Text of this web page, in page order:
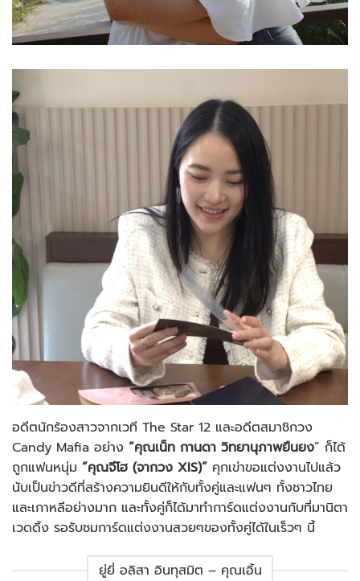
อดีตนักร้องสาวจากเวที The Star 12 และอดีตสมาชิกวง
Candy Mafia อย่าง “คุณเน็ท กานดา วิทยานุภาพยืนยง” ก็ได้
ถูกแฟนหนุ่ม “คุณจีโฮ (จากวง XIS)” คุกเข่าขอแต่งงานไปแล้ว
นับเป็นข่าวดีที่สร้างความยินดีให้กับทั้งคู่และแฟนๆ ทั้งชาวไทย
และเกาหลีอย่างมาก และทั้งคู่ก็ได้มาทำการ์ดแต่งงานกับที่มานิตา
เวดดิ้ง รอรับชมการ์ดแต่งงานสวยๆของทั้งคู่ได้ในเร็วๆ นี้
ยู่ยี่ อลิสา อินทุสมิต – คุณเอิ้น